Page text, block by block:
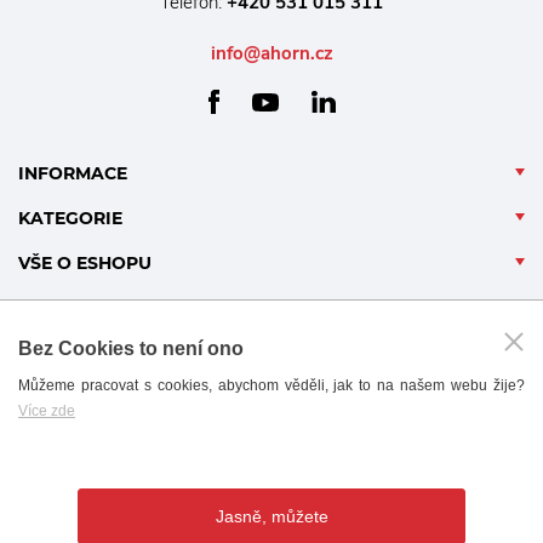
info@ahorn.cz
facebook youtube
INFORMACE
KATEGORIE
VŠE O ESHOPU
B2B - PARTNERSKÝ PORTÁL
Bez Cookies to není ono
Můžeme pracovat s cookies, abychom věděli, jak to na našem webu žije?
Více zde
Jasně, můžete